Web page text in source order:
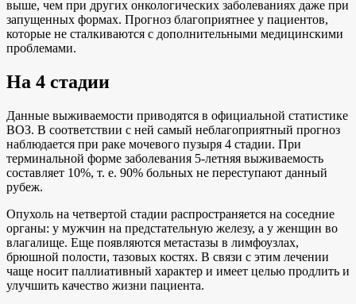
выше, чем при других онкологических заболеваниях даже при
запущенных формах. Прогноз благоприятнее у пациентов,
которые не сталкиваются с дополнительными медицинскими
проблемами.
На 4 стадии
Данные выживаемости приводятся в официальной статистике
ВОЗ. В соответствии с ней самый неблагоприятный прогноз
наблюдается при раке мочевого пузыря 4 стадии. При
терминальной форме заболевания 5-летняя выживаемость
составляет 10%, т. е. 90% больных не переступают данный
рубеж.
Опухоль на четвертой стадии распространяется на соседние
органы: у мужчин на предстательную железу, а у женщин во
влагалище. Еще появляются метастазы в лимфоузлах,
брюшной полости, тазовых костях. В связи с этим лечении
чаще носит паллиативный характер и имеет целью продлить и
улучшить качество жизни пациента.